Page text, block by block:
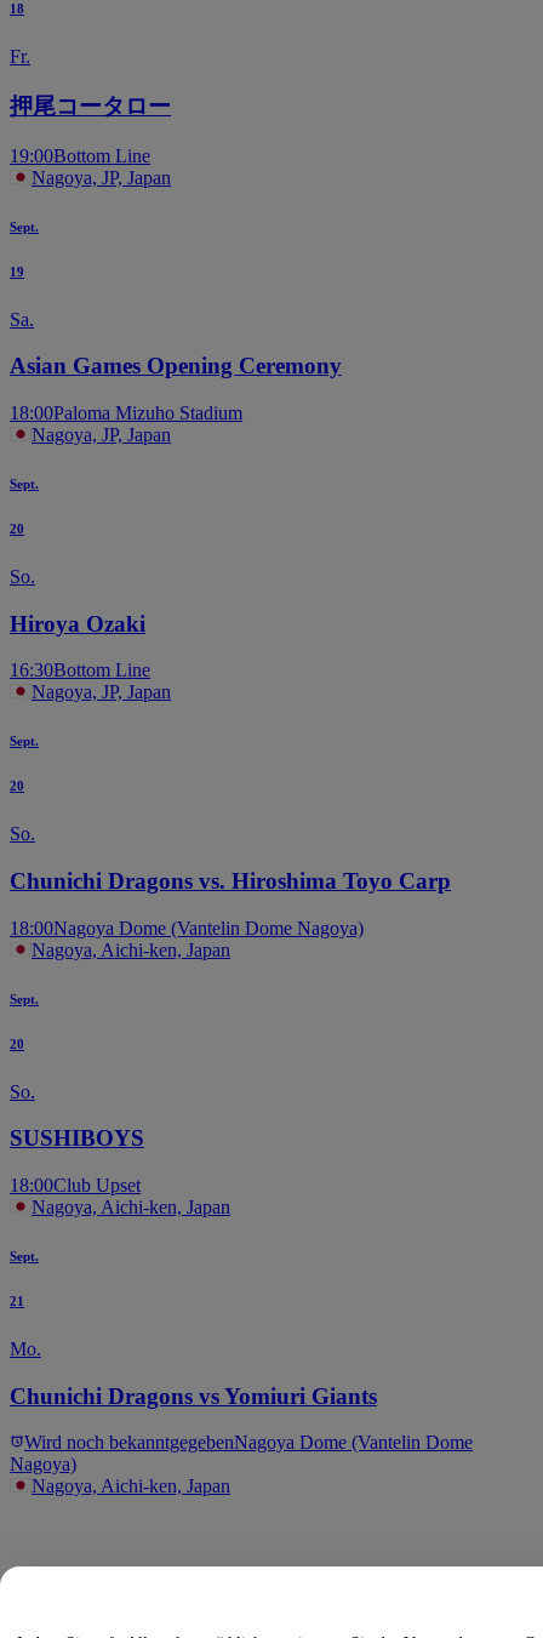
18
Fr.
押尾コータロー
19:00Bottom Line
Nagoya, JP, Japan
Sept.
19
Sa.
Asian Games Opening Ceremony
18:00Paloma Mizuho Stadium
Nagoya, JP, Japan
Sept.
20
So.
Hiroya Ozaki
16:30Bottom Line
Nagoya, JP, Japan
Sept.
20
So.
Chunichi Dragons vs. Hiroshima Toyo Carp
18:00Nagoya Dome (Vantelin Dome Nagoya)
Nagoya, Aichi-ken, Japan
Sept.
20
So.
SUSHIBOYS
18:00Club Upset
Nagoya, Aichi-ken, Japan
Sept.
21
Mo.
Chunichi Dragons vs Yomiuri Giants
Wird noch bekanntgegebenNagoya Dome (Vantelin Dome
Nagoya)
Nagoya, Aichi-ken, Japan